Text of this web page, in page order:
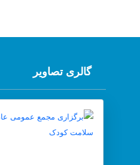
گالری تصاویر